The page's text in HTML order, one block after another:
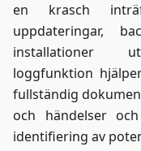
en krasch
uppdateringar,
installationer
loggfunktion
fullständig
och händelser
identifiering av